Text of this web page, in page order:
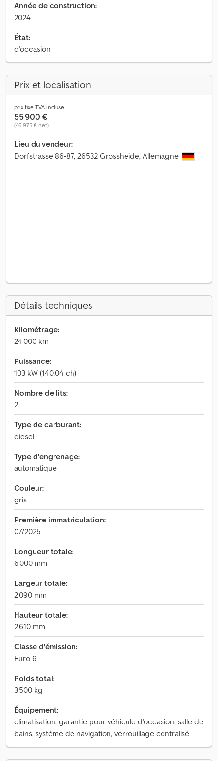
Année de construction:
2024
État:
d'occasion
Prix et localisation
prix fixe TVA incluse
55 900 €
(46 975 € net)
Lieu du vendeur:
Dorfstrasse 86-87, 26532 Grossheide, Allemagne
Détails techniques
Kilométrage:
24 000 km
Puissance:
103 kW (140,04 ch)
Nombre de lits:
2
Type de carburant:
diesel
Type d'engrenage:
automatique
Couleur:
gris
Première immatriculation:
07/2025
Longueur totale:
6 000 mm
Largeur totale:
2 090 mm
Hauteur totale:
2 610 mm
Classe d'émission:
Euro 6
Poids total:
3 500 kg
Équipement:
climatisation, garantie pour véhicule d'occasion, salle de
bains, système de navigation, verrouillage centralisé